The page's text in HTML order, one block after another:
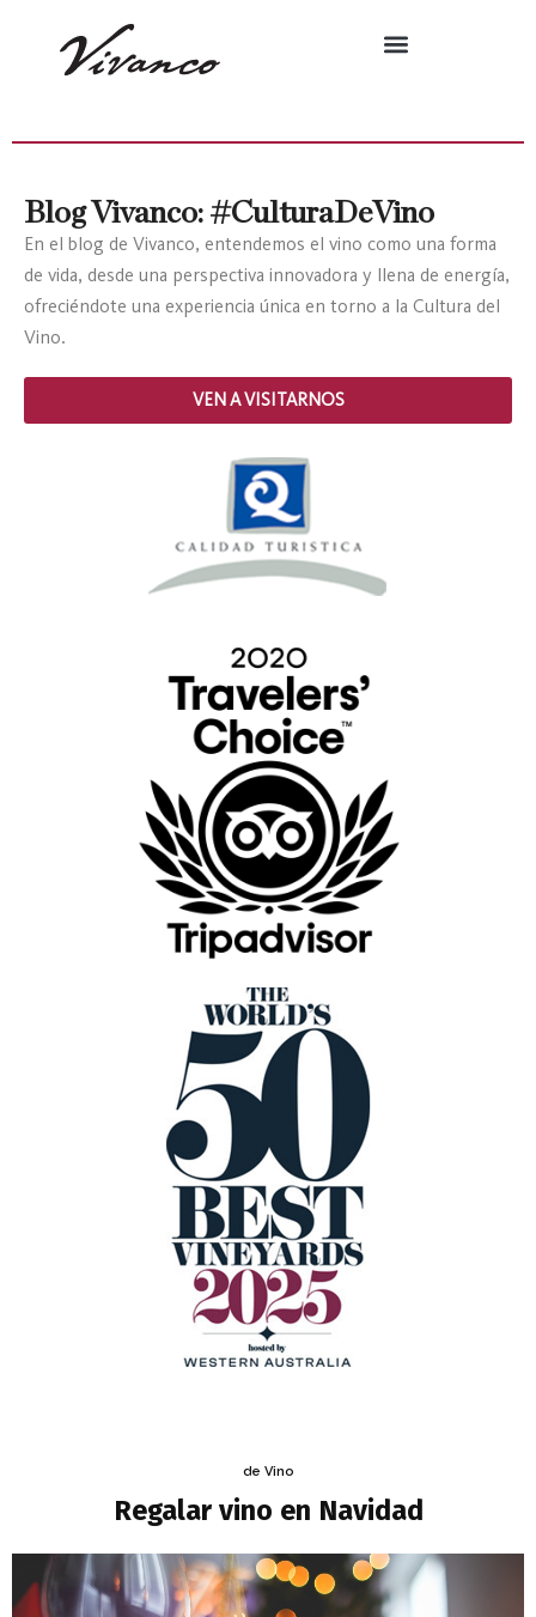
Blog Vivanco: #CulturaDeVino
En el blog de Vivanco, entendemos el vino como una forma
de vida, desde una perspectiva innovadora y llena de energía,
ofreciéndote una experiencia única en torno a la Cultura del
Vino.
VEN A VISITARNOS
de Vino
Regalar vino en Navidad